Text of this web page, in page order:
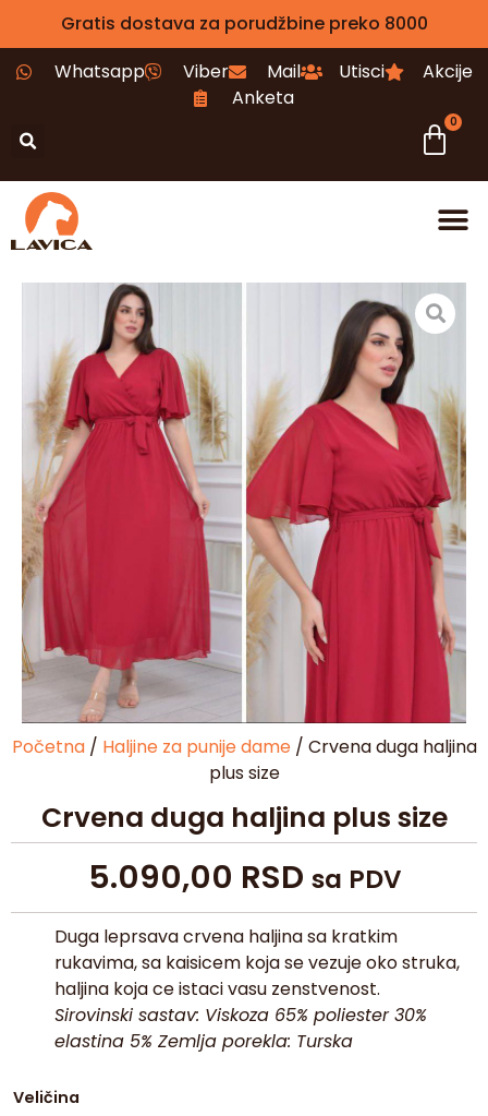
Gratis dostava za porudžbine preko 8000
Whatsapp
Viber Mail Utisci
Akcije
Anketa
0
Početna/ Haljine za punije dame/ Crvena duga haljina
plus size
Crvena duga haljina plus size
5.090,00 RSD sa PDV
Duga leprsava crvena haljina sa kratkim
rukavima, sa kaisicem koja se vezuje oko struka,
haljina koja ce istaci vasu zenstvenost.
Sirovinski sastav: Viskoza 65% poliester 30%
elastina 5% Zemlja porekla: Turska
Veličina